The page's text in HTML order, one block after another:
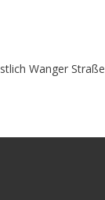
Wanger Straße